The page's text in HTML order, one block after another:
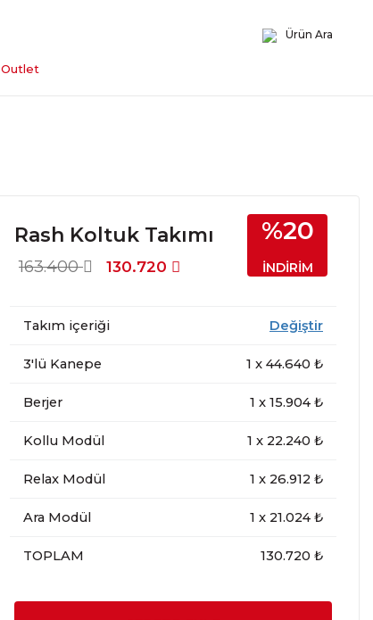
Ürün Ara
Outlet
Rash Koltuk Takımı
163.400 130.720 İNDİRİM
%20
Takım içeriği Değiştir
3'lü Kanepe 1 x 44.640 ₺
Berjer 1 x 15.904 ₺
Kollu Modül 1 x 22.240 ₺
Relax Modül 1 x 26.912 ₺
Ara Modül 1 x 21.024 ₺
TOPLAM 130.720 ₺